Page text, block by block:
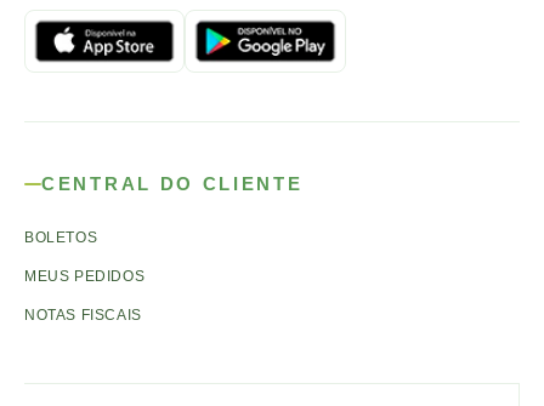
CENTRAL DO CLIENTE
BOLETOS
MEUS PEDIDOS
NOTAS FISCAIS